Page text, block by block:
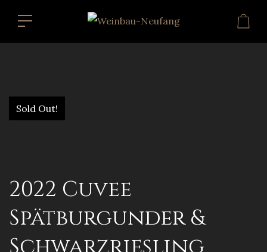
Sold Out!
2022 Cuvee
Spätburgunder &